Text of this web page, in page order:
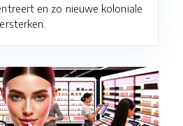
en zo nieuwe koloniale